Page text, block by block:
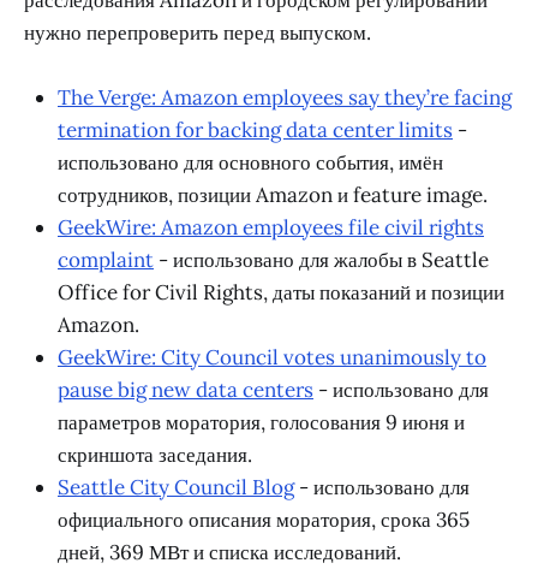
нужно перепроверить перед выпуском.
The Verge: Amazon employees say they’re facing
termination for backing data center limits -
использовано для основного события, имён
сотрудников, позиции Amazon и feature image.
GeekWire: Amazon employees file civil rights
complaint - использовано для жалобы в Seattle
Office for Civil Rights, даты показаний и позиции
Amazon.
GeekWire: City Council votes unanimously to
pause big new data centers - использовано для
параметров моратория, голосования 9 июня и
скриншота заседания.
Seattle City Council Blog- использовано для
официального описания моратория, срока 365
дней, 369 МВт и списка исследований.